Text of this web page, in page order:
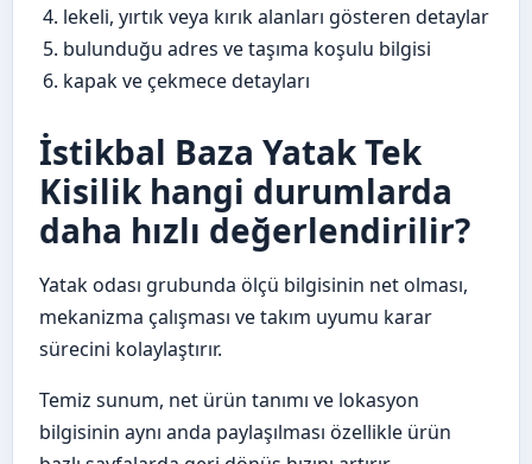
lekeli, yırtık veya kırık alanları gösteren detaylar
bulunduğu adres ve taşıma koşulu bilgisi
kapak ve çekmece detayları
İstikbal Baza Yatak Tek
Kisilik hangi durumlarda
daha hızlı değerlendirilir?
Yatak odası grubunda ölçü bilgisinin net olması,
mekanizma çalışması ve takım uyumu karar
sürecini kolaylaştırır.
Temiz sunum, net ürün tanımı ve lokasyon
bilgisinin aynı anda paylaşılması özellikle ürün